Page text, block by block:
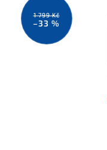
1 799 Kč
–33 %